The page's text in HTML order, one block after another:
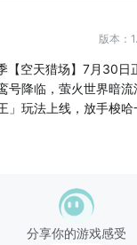
新是我们一直秉持的
出金体验，致力于打
验战斗激爽的射击佳
名词，它是激情与乐趣
！除了适合猛攻对抗
冰宠掩体保护的独特
体萤火虫们，拿上你
个赛季，我们一直认为
建议经常会让我们觉得
们变得更加相信玩家的
版本：
【空天猎场】7月30日
号降临，萤火世界暗
」玩法上线，放手梭哈
分享你的游戏感受